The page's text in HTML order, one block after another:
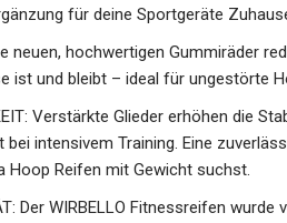
für deine Sportgeräte
neuen, hochwertigen Gummiräder
ist und bleibt – ideal für ungestörte
Verstärkte Glieder erhöhen die
intensivem Training. Eine
Hoop Reifen mit Gewicht suchst.
Der WIRBELLO Fitnessreifen